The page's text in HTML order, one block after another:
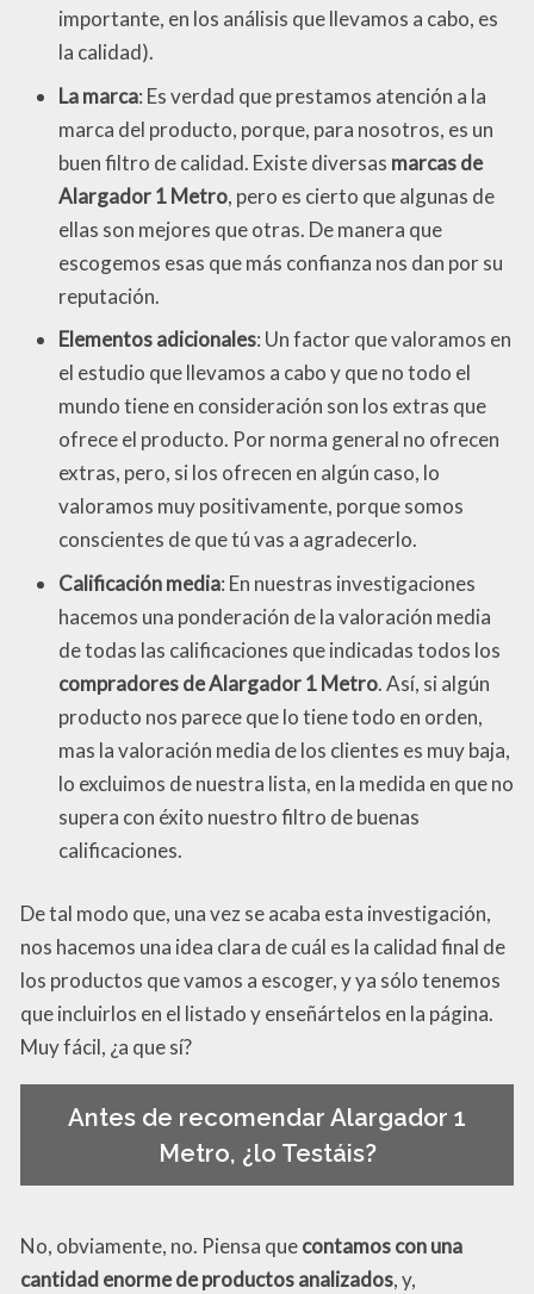
importante, en los análisis que llevamos a cabo, es
la calidad).
La marca: Es verdad que prestamos atención a la
marca del producto, porque, para nosotros, es un
buen filtro de calidad. Existe diversas marcas de
Alargador 1 Metro, pero es cierto que algunas de
ellas son mejores que otras. De manera que
escogemos esas que más confianza nos dan por su
reputación.
Elementos adicionales: Un factor que valoramos en
el estudio que llevamos a cabo y que no todo el
mundo tiene en consideración son los extras que
ofrece el producto. Por norma general no ofrecen
extras, pero, si los ofrecen en algún caso, lo
valoramos muy positivamente, porque somos
conscientes de que tú vas a agradecerlo.
Calificación media: En nuestras investigaciones
hacemos una ponderación de la valoración media
de todas las calificaciones que indicadas todos los
compradores de Alargador 1 Metro. Así, si algún
producto nos parece que lo tiene todo en orden,
mas la valoración media de los clientes es muy baja,
lo excluimos de nuestra lista, en la medida en que no
supera con éxito nuestro filtro de buenas
calificaciones.
De tal modo que, una vez se acaba esta investigación,
nos hacemos una idea clara de cuál es la calidad final de
los productos que vamos a escoger, y ya sólo tenemos
que incluirlos en el listado y enseñártelos en la página.
Muy fácil, ¿a que sí?
Antes de recomendar Alargador 1
Metro, ¿lo Testáis?
No, obviamente, no. Piensa quecontamos con una
cantidad enorme de productos analizados, y,